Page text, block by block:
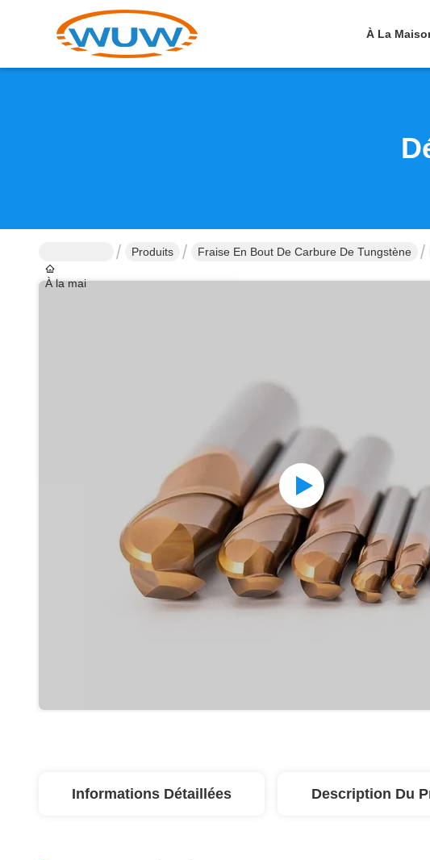
À La
À la maison
Produits Fraise En Bout De Carbure De Tungstène
Informations Détaillées Description Du